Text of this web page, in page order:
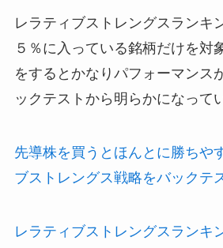
レラティブストレングスランキ
５％に入っている銘柄だけを対
をするとかなりパフォーマンス
ックテストから明らかになって
先導株を買うとほんとに勝ちや
ブストレングス戦略をバックテ
レラティブストレングスランキ